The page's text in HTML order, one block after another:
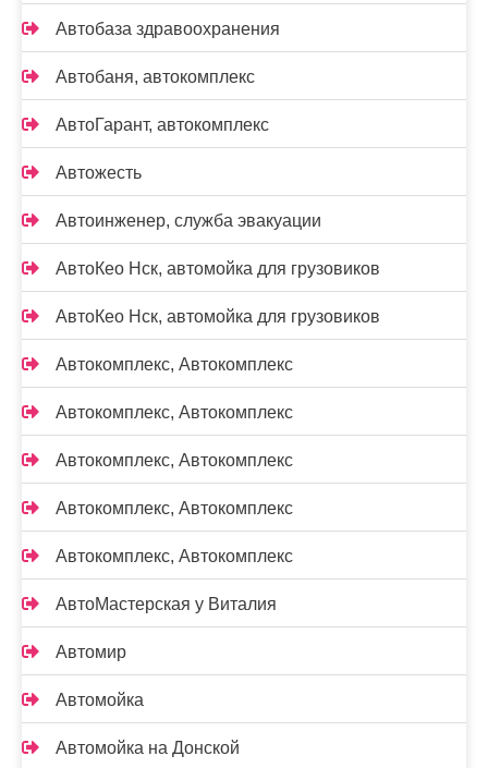
Автобаза здравоохранения
Автобаня, автокомплекс
АвтоГарант, автокомплекс
Автожесть
Автоинженер, служба эвакуации
АвтоКео Нск, автомойка для грузовиков
АвтоКео Нск, автомойка для грузовиков
Автокомплекс, Автокомплекс
Автокомплекс, Автокомплекс
Автокомплекс, Автокомплекс
Автокомплекс, Автокомплекс
Автокомплекс, Автокомплекс
АвтоМастерская у Виталия
Автомир
Автомойка
Автомойка на Донской